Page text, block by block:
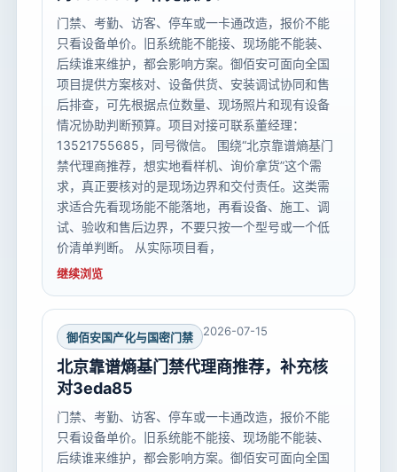
门禁、考勤、访客、停车或一卡通改造，报价不能
只看设备单价。旧系统能不能接、现场能不能装、
后续谁来维护，都会影响方案。御佰安可面向全国
项目提供方案核对、设备供货、安装调试协同和售
后排查，可先根据点位数量、现场照片和现有设备
情况协助判断预算。项目对接可联系董经理：
13521755685，同号微信。 围绕“北京靠谱熵基门
禁代理商推荐，想实地看样机、询价拿货”这个需
求，真正要核对的是现场边界和交付责任。这类需
求适合先看现场能不能落地，再看设备、施工、调
试、验收和售后边界，不要只按一个型号或一个低
价清单判断。 从实际项目看，
继续浏览
御佰安国产化与国密门禁 2026-07-15
北京靠谱熵基门禁代理商推荐，补充核
对3eda85
门禁、考勤、访客、停车或一卡通改造，报价不能
只看设备单价。旧系统能不能接、现场能不能装、
后续谁来维护，都会影响方案。御佰安可面向全国